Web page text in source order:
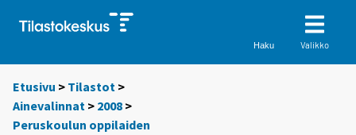
Haku Valikko
Etusivu > Tilastot >
Ainevalinnat > 2008 >
Peruskoulun oppilaiden